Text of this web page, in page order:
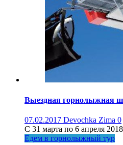
Выездная горнолыжная
07.02.2017 Devochka Zima 0
С 31 марта по 6 апреля
Едем в горнолыжный тур